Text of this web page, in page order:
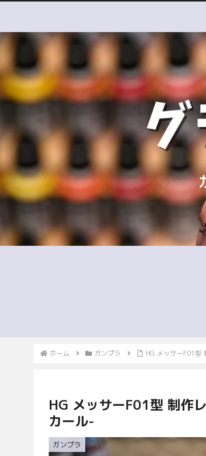
ホーム ガンプラ HG メッサーF01型
HG メッサーF01型 制作
カール-
ガンプラ